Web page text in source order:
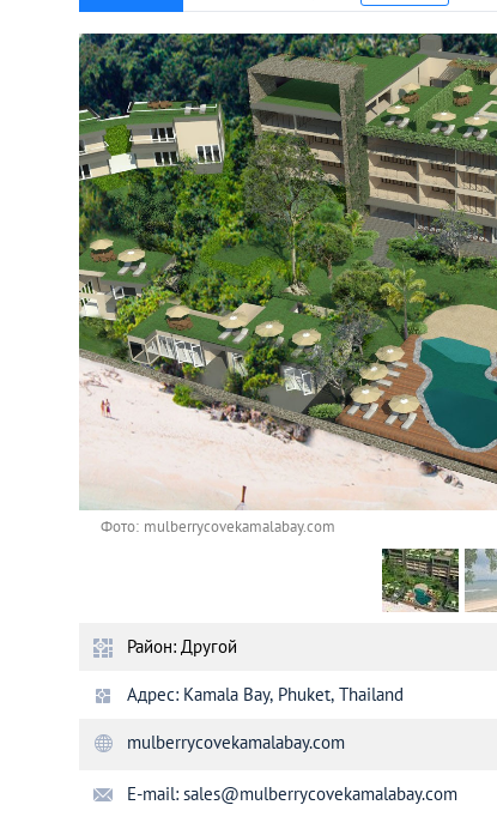
Алматы
Астана
Афины
Киев
Лондон
Лос-Анджелес
Москва
Париж
Пхукет
Фото: mulberrycovekamalabay.com
Район: Другой
Адрес: Kamala Bay, Phuket, Thailand
mulberrycovekamalabay.com
E-mail: sales@mulberrycovekamalabay.com